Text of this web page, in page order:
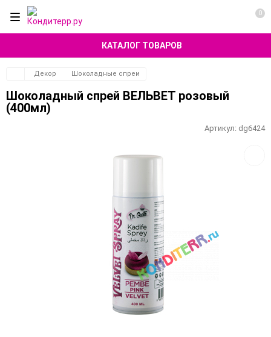
КАТАЛОГ ТОВАРОВ
0
Декор Шоколадные спреи
Шоколадный спрей ВЕЛЬВЕТ розовый
(400мл)
Артикул: dg6424